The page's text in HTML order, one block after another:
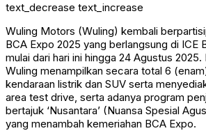
text_decrease text_increase
Wuling Motors (Wuling) kembali
BCA Expo 2025 yang berlangsung di ICE
mulai dari hari ini hingga 24 Agustus 2025.
Wuling menampilkan secara total 6
kendaraan listrik dan SUV serta
area test drive, serta adanya program
bertajuk ‘Nusantara’ (Nuansa Spesial
yang menambah kemeriahan BCA Expo.